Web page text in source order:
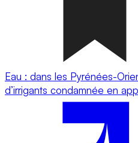
Eau : dans les Pyrénées-
d’irrigants condamnée en